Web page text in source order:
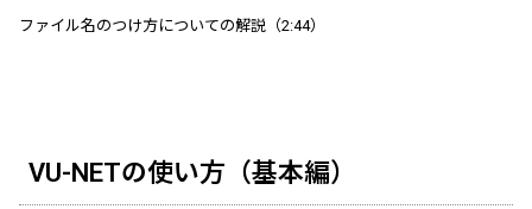
ファイル名のつけ方についての解説（2:44）
VU-NETの使い方（基本編）